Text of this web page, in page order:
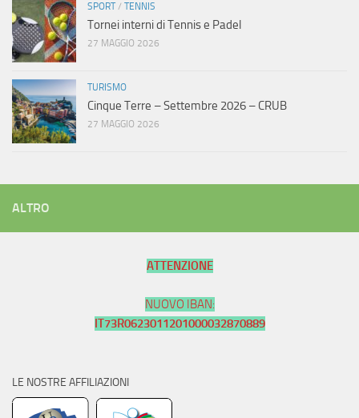
SPORT/ TENNIS
Tornei interni di Tennis e Padel
27 MAGGIO 2026
TURISMO
Cinque Terre – Settembre 2026 – CRUB
27 MAGGIO 2026
ALTRO
ATTENZIONE
NUOVO IBAN:
IT73R0623011201000032870889
LE NOSTRE AFFILIAZIONI